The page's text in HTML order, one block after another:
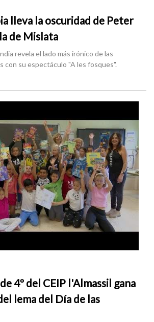
lleva la oscuridad de Peter
de Mislata
revela el lado más irónico de las
con su espectáculo "A les fosques".
4º del CEIP l'Almassil gana
lema del Día de las